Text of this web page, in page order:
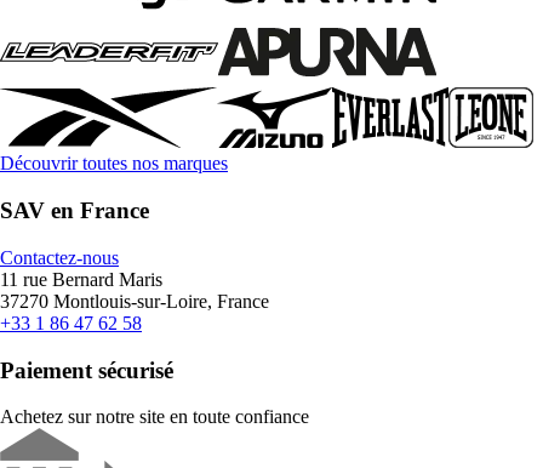
Découvrir toutes nos marques
SAV en France
Contactez-nous
11 rue Bernard Maris
37270 Montlouis-sur-Loire, France
+33 1 86 47 62 58
Paiement sécurisé
Achetez sur notre site en toute confiance